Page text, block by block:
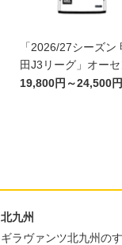
「2026/27シーズン
田J3リーグ」オーセ
ックユニフォーム
19,800円～24,500円
北九州
ギラヴァンツ北九州の